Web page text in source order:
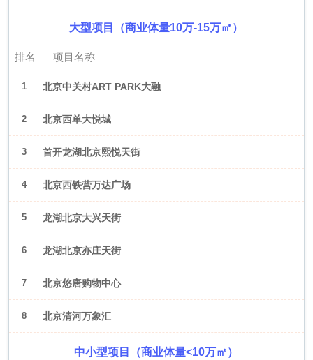
大型项目（商业体量10万-15万㎡）
排名 项目名称
1 北京中关村ART PARK大融
城
2 北京西单大悦城
3 首开龙湖北京熙悦天街
4 北京西铁营万达广场
5 龙湖北京大兴天街
6 龙湖北京亦庄天街
7 北京悠唐购物中心
8 北京清河万象汇
中小型项目（商业体量<10万㎡）